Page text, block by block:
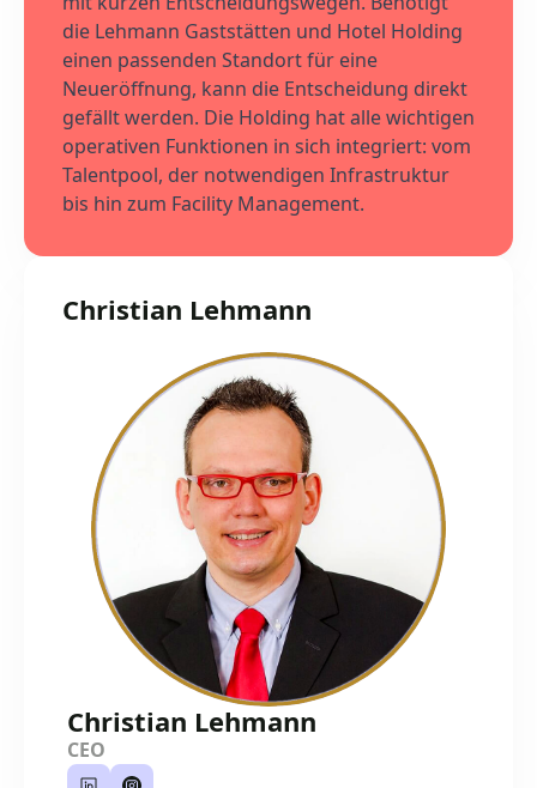
die Lehmann Gaststätten und Hotel Holding
einen passenden Standort für eine
Neueröffnung, kann die Entscheidung direkt
gefällt werden. Die Holding hat alle wichtigen
operativen Funktionen in sich integriert: vom
Talentpool, der notwendigen Infrastruktur
bis hin zum Facility Management.
Christian Lehmann
Christian Lehmann
CEO